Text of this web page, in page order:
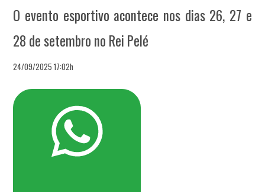
O evento esportivo acontece nos dias 26, 27 e
28 de setembro no Rei Pelé
24/09/2025 17:02h